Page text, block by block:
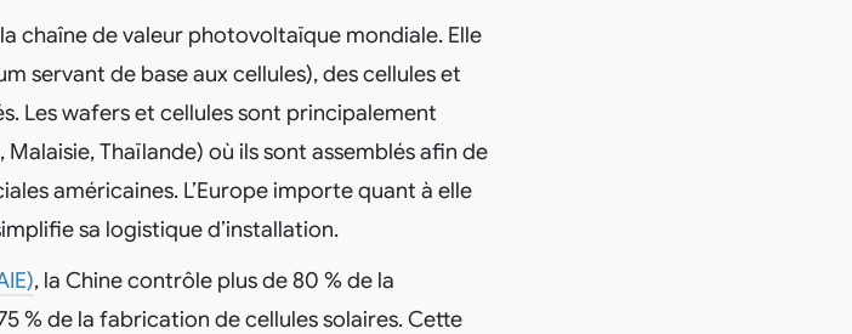
chaîne de valeur photovoltaïque mondiale. Elle
servant de base aux cellules), des cellules et
Les wafers et cellules sont principalement
Thaïlande) où ils sont assemblés afin de
américaines. L’Europe importe quant à elle
sa logistique d’installation.
, la Chine contrôle plus de 80 % de la
% de la fabrication de cellules solaires. Cette